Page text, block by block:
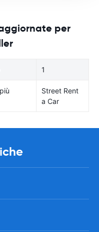
per
1
Street Rent
a Car